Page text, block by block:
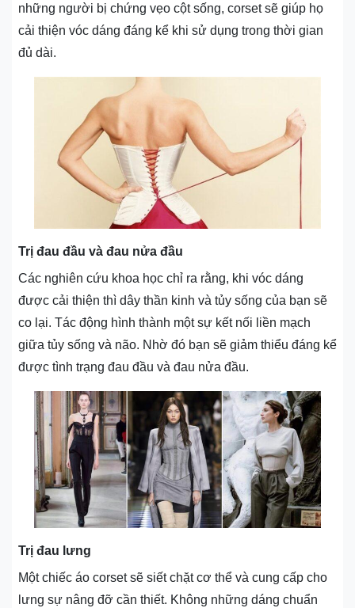
những người bị chứng vẹo cột sống, corset sẽ giúp họ
cải thiện vóc dáng đáng kể khi sử dụng trong thời gian
đủ dài.
Trị đau đầu và đau nửa đầu
Các nghiên cứu khoa học chỉ ra rằng, khi vóc dáng
được cải thiện thì dây thần kinh và tủy sống của bạn sẽ
co lại. Tác động hình thành một sự kết nối liền mạch
giữa tủy sống và não. Nhờ đó bạn sẽ giảm thiểu đáng kể
được tình trạng đau đầu và đau nửa đầu.
Trị đau lưng
Một chiếc áo corset sẽ siết chặt cơ thể và cung cấp cho
lưng sự nâng đỡ cần thiết. Không những dáng chuẩn